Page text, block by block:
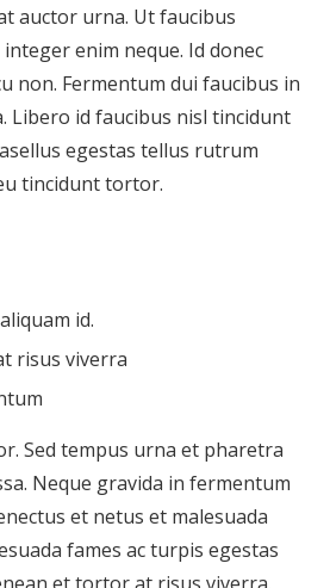
auctor urna. Ut faucibus
enim neque. Id donec
non. Fermentum dui faucibus in
Libero id faucibus nisl tincidunt
egestas tellus rutrum
tincidunt tortor.
id.
risus viverra
Sed tempus urna et pharetra
Neque gravida in fermentum
et netus et malesuada
fames ac turpis egestas